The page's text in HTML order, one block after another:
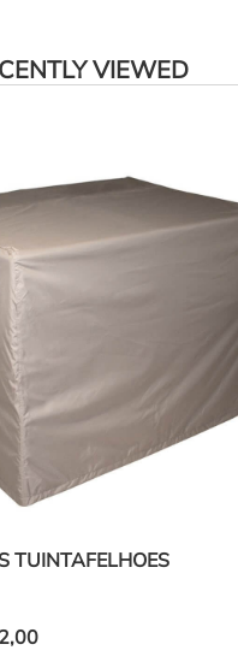
VIEWED
TUINTAFELHOES